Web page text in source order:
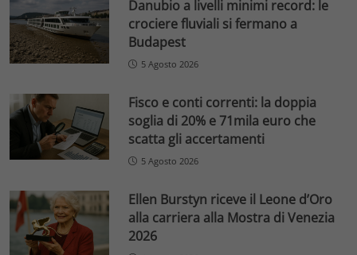
Danubio a livelli minimi record: le
crociere fluviali si fermano a
Budapest
5 Agosto 2026
Fisco e conti correnti: la doppia
soglia di 20% e 71mila euro che
scatta gli accertamenti
5 Agosto 2026
Ellen Burstyn riceve il Leone d’Oro
alla carriera alla Mostra di Venezia
2026